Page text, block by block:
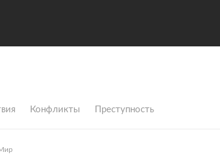
Конфликты Преступность